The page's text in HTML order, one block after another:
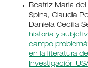
Beatriz María
Spina, Claudia
Daniela Cecilia
historia y
campo
en la literatura
Investigación